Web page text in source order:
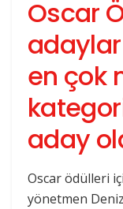
Oscar
adaylar
en çok
aday
Oscar ödülleri
yönetmen